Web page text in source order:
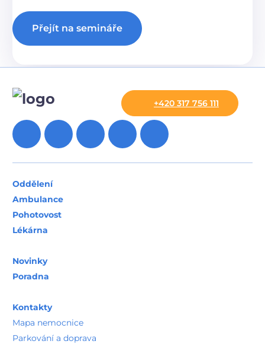
Přejít na semináře
+420 317 756 111
Oddělení
Ambulance
Pohotovost
Lékárna
Novinky
Poradna
Kontakty
Mapa nemocnice
Parkování a doprava